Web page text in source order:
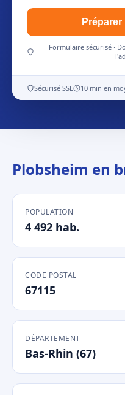
Formulaire sécurisé ·
Sécurisé SSL 10 min en
Plobsheim en
POPULATION
4 492 hab.
CODE POSTAL
67115
DÉPARTEMENT
Bas-Rhin (67)